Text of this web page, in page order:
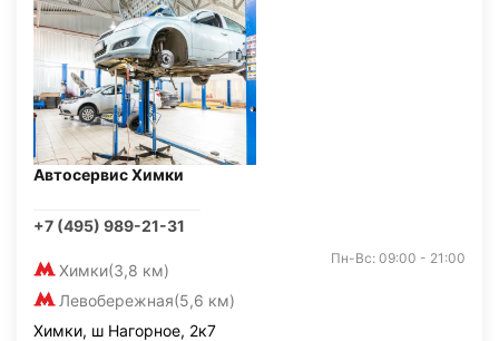
Автосервис Химки
+7 (495) 989-21-31
Химки(3,8 км)
Левобережная(5,6 км)
Пн-Вс: 09:00 - 21:00
Химки, ш Нагорное, 2к7